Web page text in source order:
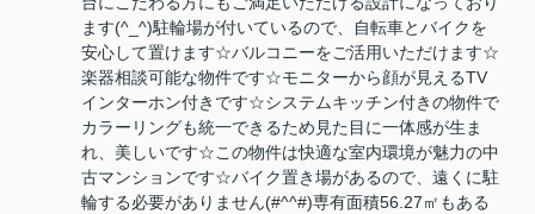
ます(^_^)駐輪場が付いているので、自転車とバイクを
安心して置けます☆バルコニーをご活用いただけます☆
楽器相談可能な物件です☆モニターから顔が見えるTV
インターホン付きです☆システムキッチン付きの物件で
カラーリングも統一できるため見た目に一体感が生ま
れ、美しいです☆この物件は快適な室内環境が魅力の中
古マンションです☆バイク置き場があるので、遠くに駐
輪する必要がありません(#^^#)専有面積56.27㎡もある